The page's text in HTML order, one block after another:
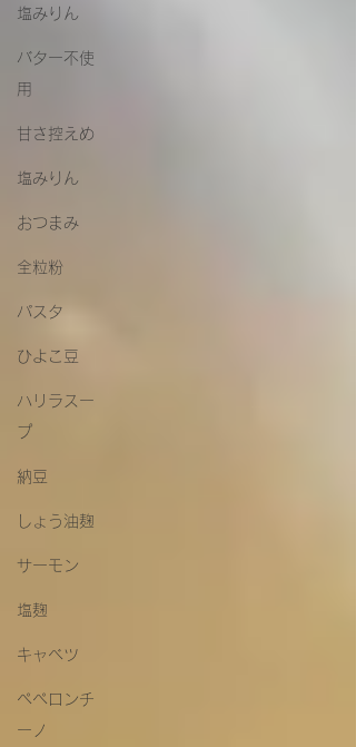
塩みりん
バター不使
用
甘さ控えめ
塩みりん
おつまみ
全粒粉
パスタ
ひよこ豆
ハリラスー
プ
納豆
しょう油麹
サーモン
塩麹
キャベツ
ペペロンチ
ーノ